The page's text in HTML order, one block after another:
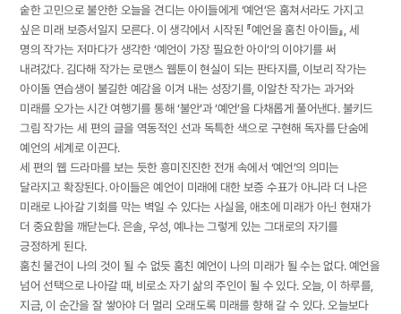
숱한 고민으로 불안한 오늘을 견디는 아이들에게 ‘예언’은 훔쳐서라도 가지고
싶은 미래 보증서일지 모른다. 이 생각에서 시작된 『예언을 훔친 아이들』, 세
명의 작가는 저마다가 생각한 ‘예언이 가장 필요한 아이’의 이야기를 써
내려갔다. 김다해 작가는 로맨스 웹툰이 현실이 되는 판타지를, 이보리 작가는
아이돌 연습생이 불길한 예감을 이겨 내는 성장기를, 이알찬 작가는 과거와
미래를 오가는 시간 여행기를 통해 ‘불안’과 ‘예언’을 다채롭게 풀어낸다. 불키드
그림 작가는 세 편의 글을 역동적인 선과 독특한 색으로 구현해 독자를 단숨에
예언의 세계로 이끈다.
세 편의 웹 드라마를 보는 듯한 흥미진진한 전개 속에서 ‘예언’의 의미는
달라지고 확장된다. 아이들은 예언이 미래에 대한 보증 수표가 아니라 더 나은
미래로 나아갈 기회를 막는 벽일 수 있다는 사실을, 애초에 미래가 아닌 현재가
더 중요함을 깨닫는다. 은솔, 우성, 예나는 그렇게 있는 그대로의 자기를
긍정하게 된다.
훔친 물건이 나의 것이 될 수 없듯 훔친 예언이 나의 미래가 될 수는 없다. 예언을
넘어 선택으로 나아갈 때, 비로소 자기 삶의 주인이 될 수 있다. 오늘, 이 하루를,
지금, 이 순간을 잘 쌓아야 더 멀리 오래도록 미래를 향해 갈 수 있다. 오늘보다